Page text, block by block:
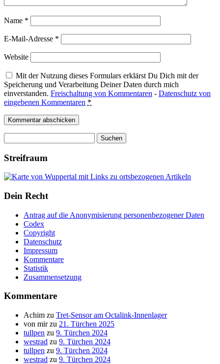
Name *
E-Mail-Adresse *
Website
Mit der Nutzung dieses Formulars erklärst Du Dich mit der
Speicherung und Verarbeitung Deiner Daten durch mich
einverstanden. Freischaltung von Kommentaren - Datenschutz von
eingebenen Kommentaren *
nach:
Streifraum
Dein Recht
Antrag auf die Anonymisierung personenbezogener Daten
Codex
Copyright
Datenschutz
Impressum
Kommentare
Statistik
Zusammensetzung
Kommentare
Achim zu Tret-Sensor am Octalink-Innenlager
von mirzu 21. Türchen 2025
tullpen zu 9. Türchen 2024
westrad zu 9. Türchen 2024
tullpen zu 9. Türchen 2024
westrad zu 9. Türchen 2024